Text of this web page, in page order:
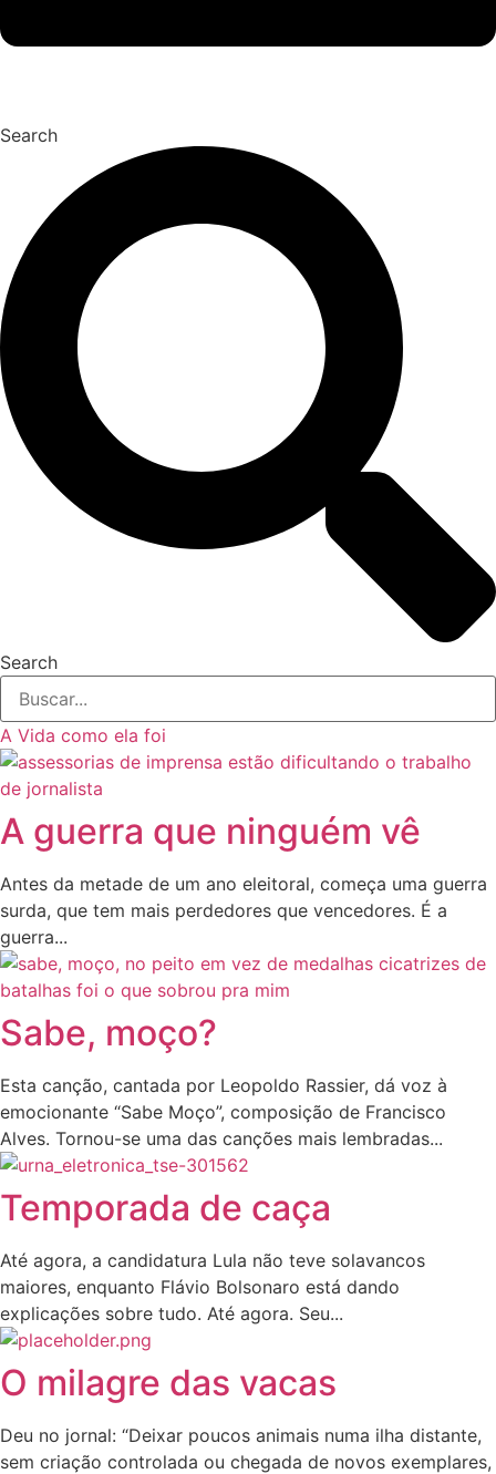
Search
Search
A Vida como ela foi
A guerra que ninguém vê
Antes da metade de um ano eleitoral, começa uma guerra
surda, que tem mais perdedores que vencedores. É a
guerra...
Sabe, moço?
Esta canção, cantada por Leopoldo Rassier, dá voz à
emocionante “Sabe Moço”, composição de Francisco
Alves. Tornou-se uma das canções mais lembradas...
Temporada de caça
Até agora, a candidatura Lula não teve solavancos
maiores, enquanto Flávio Bolsonaro está dando
explicações sobre tudo. Até agora. Seu...
O milagre das vacas
Deu no jornal: “Deixar poucos animais numa ilha distante,
sem criação controlada ou chegada de novos exemplares,